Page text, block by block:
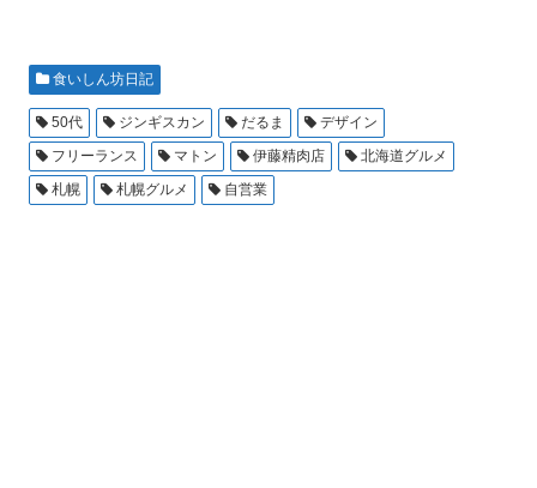
食いしん坊日記
50代 ジンギスカン だるま
デザイン
フリーランス
マトン 伊藤精肉店
北海道グルメ
札幌
札幌グルメ 自営業